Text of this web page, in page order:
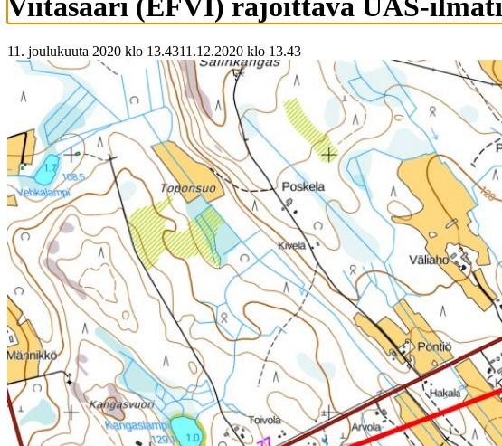
Viitasaari (EFVI) rajoittava UAS-
11. joulukuuta 2020 klo 13.4311.12.2020 klo 13.43